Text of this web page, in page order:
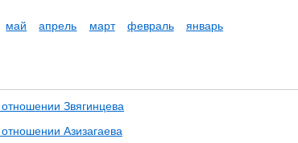
май апрель март февраль
январь
Звягинцева
Азизагаева